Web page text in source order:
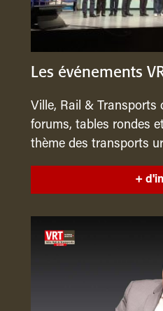
Les événements
Ville, Rail & Transports
forums, tables rondes
thème des transports
+